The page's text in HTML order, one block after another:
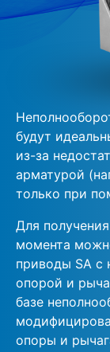
будут
из-за
арматурой
только при
Для
момента
приводы SA с
опорой и
базе
опоры и